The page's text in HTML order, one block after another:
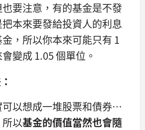
要注意，有的基金是不發
本來要發給投資人的利息
，所以你本來可能只有 1
變成 1.05 個單位。
可以想成一堆股票和債券…
以基金的價值當然也會隨